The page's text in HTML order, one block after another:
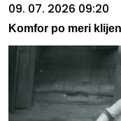
09. 07. 2026 09:20
Komfor po meri